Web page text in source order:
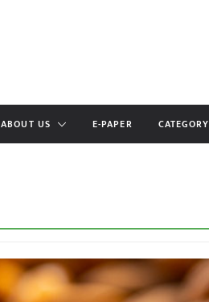
ABOUT US E-PAPER CATEGORY